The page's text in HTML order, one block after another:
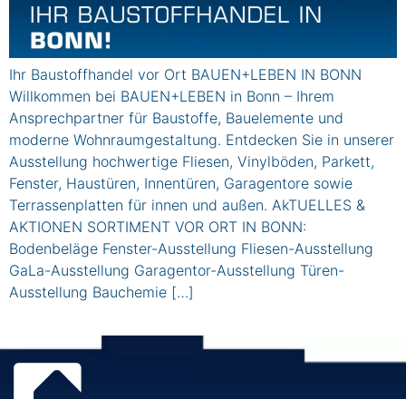
Ihr Baustoffhandel vor Ort BAUEN+LEBEN IN BONN
Willkommen bei BAUEN+LEBEN in Bonn – Ihrem
Ansprechpartner für Baustoffe, Bauelemente und
moderne Wohnraumgestaltung. Entdecken Sie in unserer
Ausstellung hochwertige Fliesen, Vinylböden, Parkett,
Fenster, Haustüren, Innentüren, Garagentore sowie
Terrassenplatten für innen und außen. AkTUELLES &
AKTIONEN SORTIMENT VOR ORT IN BONN:
Bodenbeläge Fenster-Ausstellung Fliesen-Ausstellung
GaLa-Ausstellung Garagentor-Ausstellung Türen-
Ausstellung Bauchemie […]